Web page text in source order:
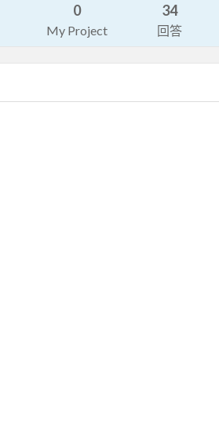
0
My Project
34
回答